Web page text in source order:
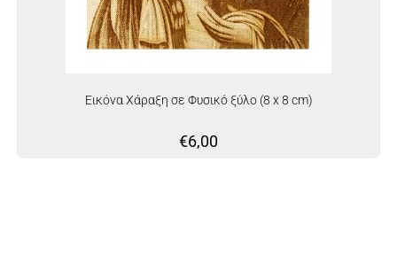
Εικόνα Χάραξη σε Φυσικό ξύλο (8 x 8 cm)
€6,00